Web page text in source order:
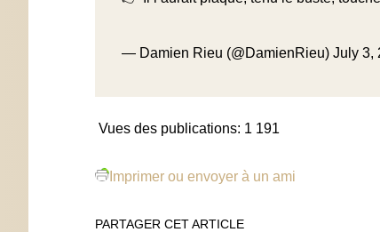
— Damien Rieu (@DamienRieu) July 3,
Vues des publications: 1 191
Imprimer ou envoyer à un ami
PARTAGER CET ARTICLE